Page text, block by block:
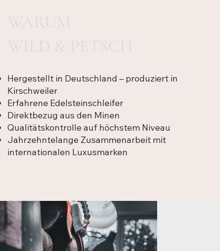
Hergestellt in Deutschland – produziert in
Kirschweiler
Erfahrene Edelsteinschleifer
Direktbezug aus den Minen
Qualitätskontrolle auf höchstem Niveau
Jahrzehntelange Zusammenarbeit mit
internationalen Luxusmarken